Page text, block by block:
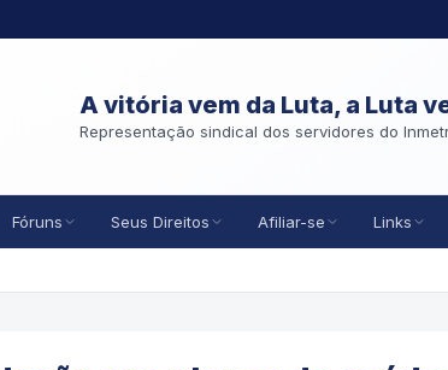
A vitória vem da Luta, a Luta
Representação sindical dos servidores do
Fóruns Seus Direitos Afiliar-se Links